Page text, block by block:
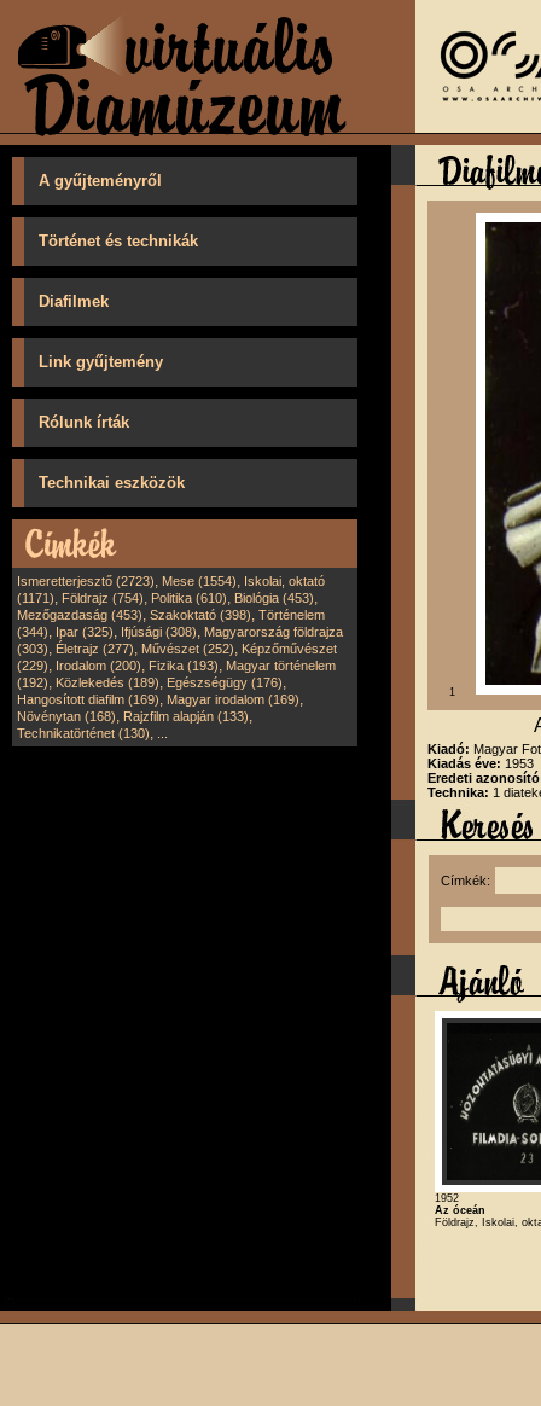
A gyűjteményről
Történet és technikák
Diafilmek
Link gyűjtemény
Rólunk írták
Technikai eszközök
Ismeretterjesztő (2723), Mese (1554), Iskolai, oktató
(1171), Földrajz (754), Politika (610), Biológia (453),
Mezőgazdaság (453), Szakoktató (398), Történelem
(344), Ipar (325), Ifjúsági (308), Magyarország földrajza
(303), Életrajz (277), Művészet (252), Képzőművészet
(229), Irodalom (200), Fizika (193), Magyar történelem
(192), Közlekedés (189), Egészségügy (176),
Hangosított diafilm (169), Magyar irodalom (169),
Növénytan (168), Rajzfilm alapján (133),
Technikatörténet (130),
1
Kiadó: Magyar
Kiadás éve: 1953
Eredeti
Technika: 1
Címkék:
1952
Az óceán
Földrajz, Iskolai,